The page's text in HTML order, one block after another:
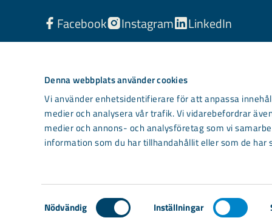
Denna webbplats använder cookies
Vi använder enhetsidentifierare för att anpassa
medier och analysera vår trafik. Vi vidarebefordrar
medier och annons- och analysföretag som vi
information som du har tillhandahållit eller som de
Samtyckesval
Nödvändig Inställningar
Facebook Instagram LinkedIn
Light mode